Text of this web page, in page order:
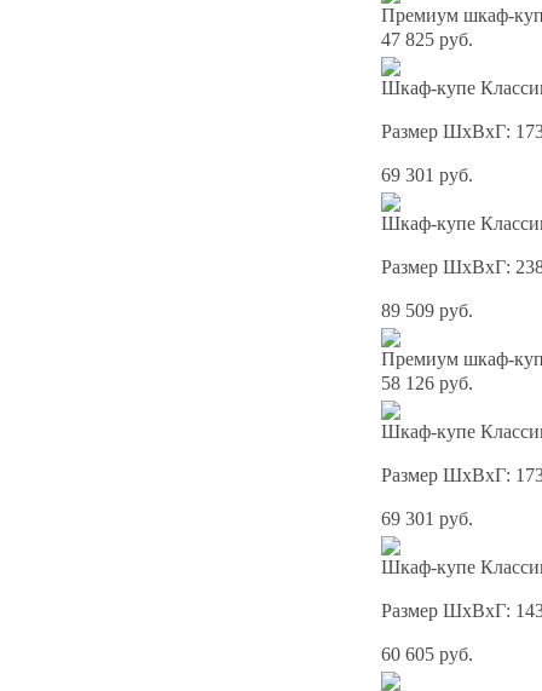
Премиум шкаф-
47 825 руб.
Шкаф-купе
Размер ШхВхГ:
69 301 руб.
Шкаф-купе
Размер ШхВхГ:
89 509 руб.
Премиум шкаф-
58 126 руб.
Шкаф-купе
Размер ШхВхГ:
69 301 руб.
Шкаф-купе
Размер ШхВхГ:
60 605 руб.